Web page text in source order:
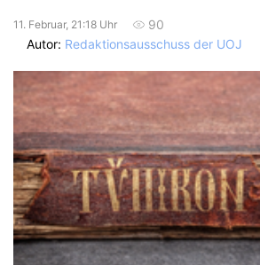
11. Februar, 21:18 Uhr
90
Autor: Redaktionsausschuss der UOJ